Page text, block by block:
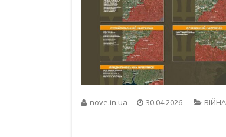
nove.in.ua 30.04.2026 ВІЙНА